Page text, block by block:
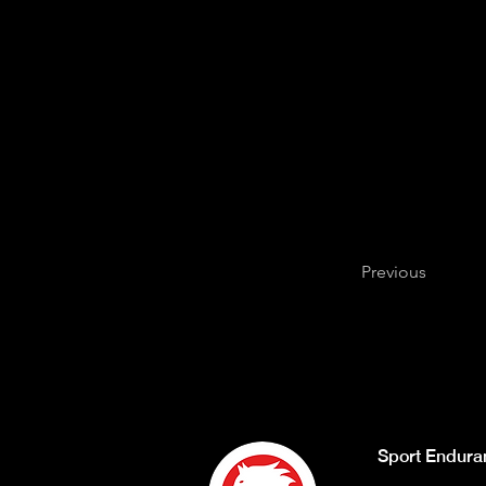
Previous
Sport